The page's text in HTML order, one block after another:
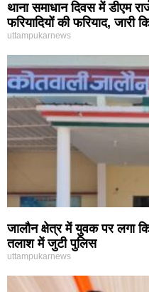
थाना समाधान दिवस में डीएम
फरियादियों की फरियाद, जारी
uttampukarnews
जालौन क्षेत्र में युवक पर लगा
तलाश में जुटी पुलिस
uttampukarnews